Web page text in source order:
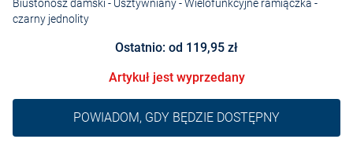
Biustonosz damski - Usztywniany - Wielofunkcyjne ramiączka -
czarny jednolity
Ostatnio: od 119,95 zł
Artykuł jest wyprzedany
POWIADOM, GDY BĘDZIE DOSTĘPNY